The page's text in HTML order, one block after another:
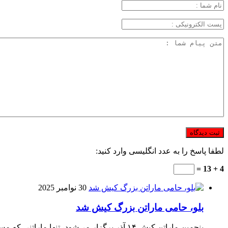
لطفا پاسخ را به عدد انگلیسی وارد کنید:
4 + 13 =
30 نوامبر 2025
بلو، حامی ماراتن بزرگ کیش شد